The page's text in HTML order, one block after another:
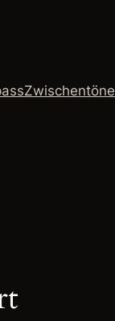
Zwischentöne